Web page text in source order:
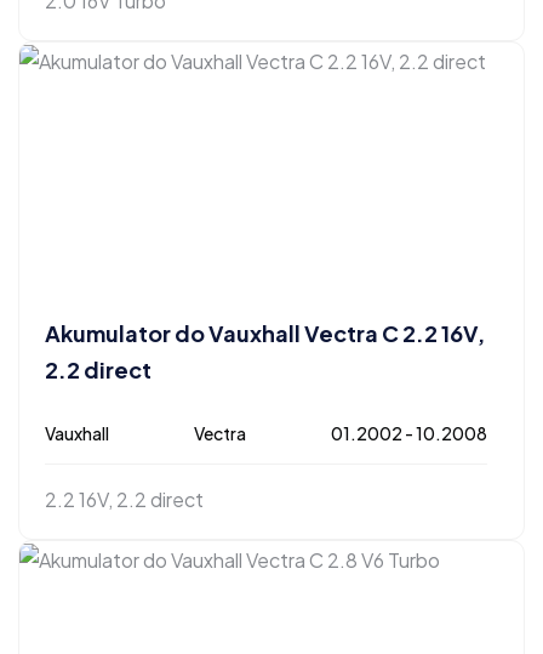
Akumulator do Vauxhall Vectra C 2.2 16V,
2.2 direct
Vauxhall Vectra 01.2002 - 10.2008
2.2 16V, 2.2 direct